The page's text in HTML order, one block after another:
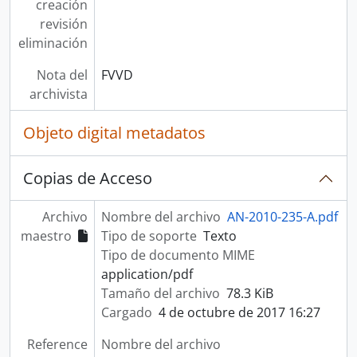
creación
revisión
eliminación
Nota del
archivista
FVVD
Objeto digital metadatos
Copias de Acceso
Archivo
maestro
Nombre del archivo AN-2010-235-A.pdf
Tipo de soporte Texto
Tipo de documento MIME
application/pdf
Tamaño del archivo 78.3 KiB
Cargado 4 de octubre de 2017 16:27
Reference
Nombre del archivo